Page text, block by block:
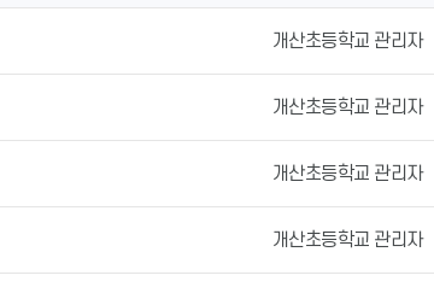
개산초등학교 관리자
개산초등학교 관리자
개산초등학교 관리자
개산초등학교 관리자